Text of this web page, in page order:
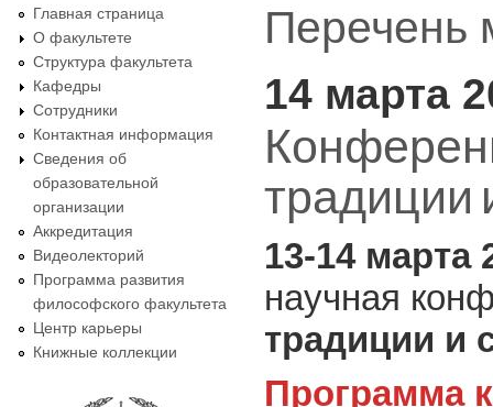
Главная страница
О факультете
Структура факультета
Кафедры
Сотрудники
Контактная информация
Сведения об
образовательной
организации
Аккредитация
Видеолекторий
Программа развития
философского факультета
Центр карьеры
Книжные коллекции
Перечень
14 марта
традиции
13-14 марта
научная
традиции и
Программа